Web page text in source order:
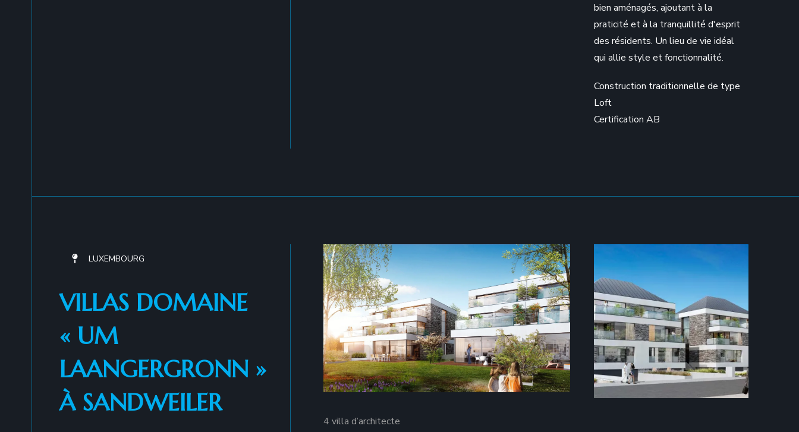
bien aménagés, ajoutant à la
praticité et à la tranquillité d'esprit
des résidents. Un lieu de vie idéal
qui allie style et fonctionnalité.
Construction traditionnelle de type
Loft
Certification AB
LUXEMBOURG
VILLAS DOMAINE
« UM
LAANGERGRONN »
À SANDWEILER
4 villa d’architecte